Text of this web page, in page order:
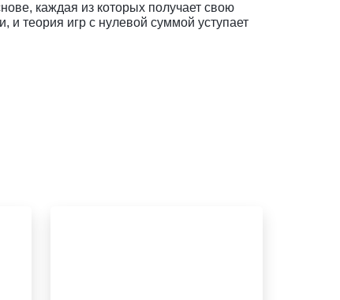
каждая из которых получает свою
теория игр с нулевой суммой уступает